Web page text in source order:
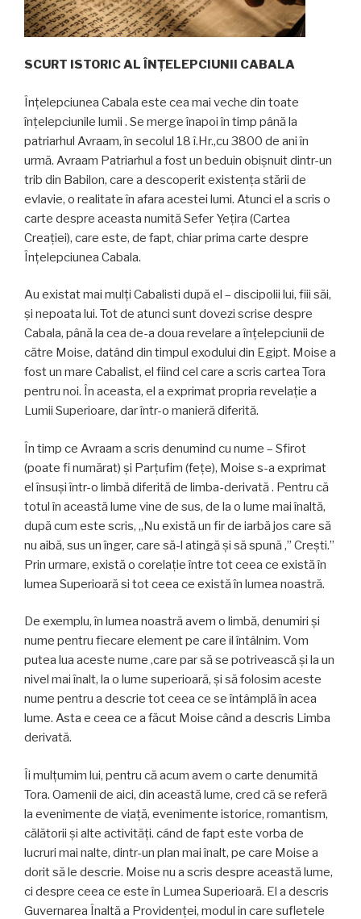
SCURT ISTORIC AL ÎNŢELEPCIUNII CABALA
Înţelepciunea Cabala este cea mai veche din toate
înţelepciunile lumii . Se merge înapoi în timp până la
patriarhul Avraam, în secolul 18 î.Hr.,cu 3800 de ani în
urmă. Avraam Patriarhul a fost un beduin obişnuit dintr-un
trib din Babilon, care a descoperit existenţa stării de
evlavie, o realitate în afara acestei lumi. Atunci el a scris o
carte despre aceasta numită Sefer Yeţira (Cartea
Creaţiei), care este, de fapt, chiar prima carte despre
Înţelepciunea Cabala.
Au existat mai mulţi Cabalisti după el – discipolii lui, fiii săi,
şi nepoata lui. Tot de atunci sunt dovezi scrise despre
Cabala, până la cea de-a doua revelare a înţelepciunii de
către Moise, datând din timpul exodului din Egipt. Moise a
fost un mare Cabalist, el fiind cel care a scris cartea Tora
pentru noi. În aceasta, el a exprimat propria revelaţie a
Lumii Superioare, dar într-o manieră diferită.
În timp ce Avraam a scris denumind cu nume – Sfirot
(poate fi numărat) şi Parţufim (feţe), Moise s-a exprimat
el însuşi într-o limbă diferită de limba-derivată . Pentru că
totul în această lume vine de sus, de la o lume mai înaltă,
după cum este scris, „Nu există un fir de iarbă jos care să
nu aibă, sus un înger, care să-l atingă şi să spună ,” Creşti.”
Prin urmare, există o corelaţie între tot ceea ce există în
lumea Superioară si tot ceea ce există în lumea noastră.
De exemplu, în lumea noastră avem o limbă, denumiri şi
nume pentru fiecare element pe care il întâlnim. Vom
putea lua aceste nume ,care par să se potrivească şi la un
nivel mai înalt, la o lume superioară, şi să folosim aceste
nume pentru a descrie tot ceea ce se întâmplă în acea
lume. Asta e ceea ce a făcut Moise când a descris Limba
derivată.
Îi mulţumim lui, pentru că acum avem o carte denumită
Tora. Oamenii de aici, din această lume, cred că se referă
la evenimente de viaţă, evenimente istorice, romantism,
călătorii şi alte activităţi. cánd de fapt este vorba de
lucruri mai nalte, dintr-un plan mai înalt, pe care Moise a
dorit să le descrie. Moise nu a scris despre această lume,
ci despre ceea ce este în Lumea Superioară. El a descris
Guvernarea Înaltă a Providenţei, modul in care sufletele